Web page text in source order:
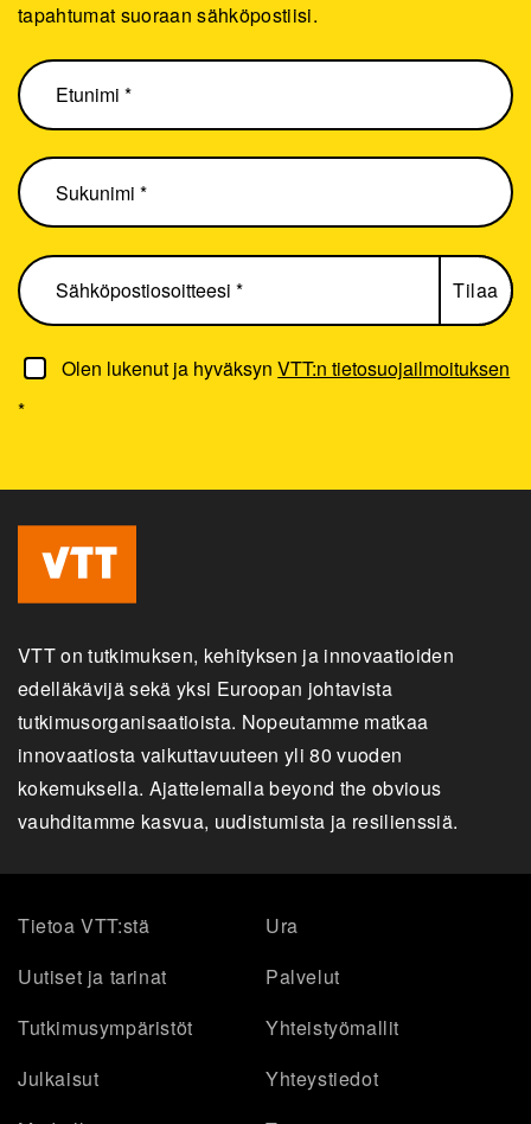
Olen lukenut ja hyväksynVTT:n tietosuojailmoituksen
*
tapahtumat suoraan sähköpostiisi.
VTT on tutkimuksen, kehityksen ja innovaatioiden
edelläkävijä sekä yksi Euroopan johtavista
tutkimusorganisaatioista. Nopeutamme matkaa
innovaatiosta vaikuttavuuteen yli 80 vuoden
kokemuksella. Ajattelemalla beyond the obvious
vauhditamme kasvua, uudistumista ja resilienssiä.
Tietoa VTT:stä
Ura
Uutiset ja tarinat
Palvelut
Tutkimusympäristöt
Yhteistyömallit
Julkaisut
Yhteystiedot